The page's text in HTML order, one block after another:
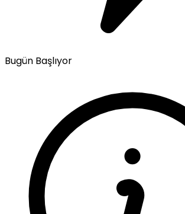
Bugün Başlıyor